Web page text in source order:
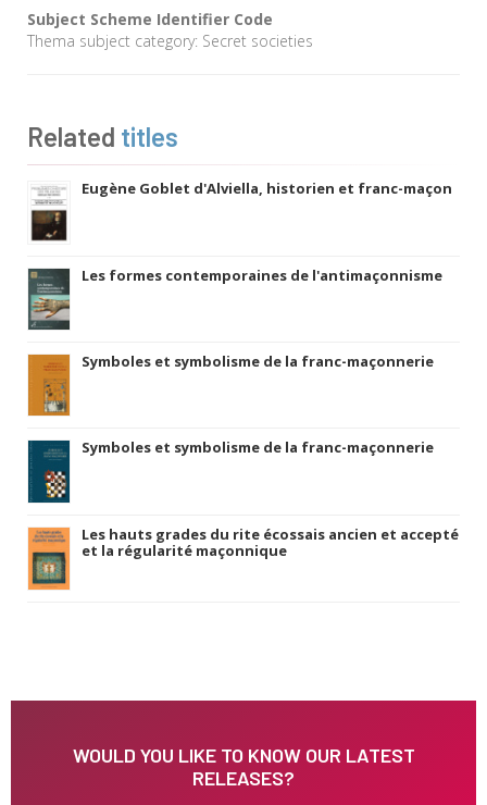
Subject Scheme Identifier Code
Thema subject category: Secret societies
Related titles
Eugène Goblet d'Alviella, historien et franc-maçon
Les formes contemporaines de l'antimaçonnisme
Symboles et symbolisme de la franc-maçonnerie
Symboles et symbolisme de la franc-maçonnerie
Les hauts grades du rite écossais ancien et accepté
et la régularité maçonnique
WOULD YOU LIKE TO KNOW OUR LATEST
RELEASES?